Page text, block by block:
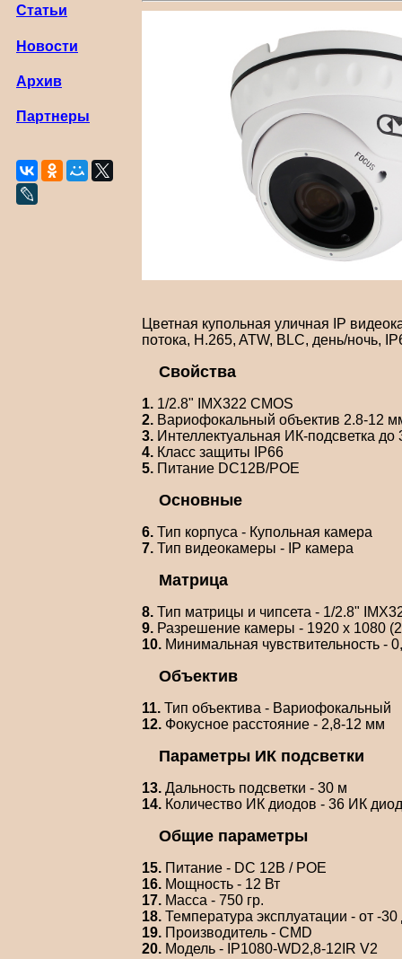
Статьи
Новости
Архив
Партнеры
Цветная купольная уличная IP
потока, H.265, ATW, BLC, день/ночь,
Свойства
1. 1/2.8" IMX322 CMOS
2. Вариофокальный объектив 2.8-12
3. Интеллектуальная ИК-подсветка до
4. Класс защиты IP66
5. Питание DC12В/POE
Основные
6. Тип корпуса - Купольная камера
7. Тип видеокамеры - IP камера
Матрица
8. Тип матрицы и чипсета - 1/2.8"
9. Разрешение камеры - 1920 x 1080
10. Минимальная чувствительность -
Объектив
11. Тип объектива - Вариофокальный
12. Фокусное расстояние - 2,8-12 мм
Параметры ИК подсветки
13. Дальность подсветки - 30 м
14. Количество ИК диодов - 36 ИК
Общие параметры
15. Питание - DC 12В / POE
16. Мощность - 12 Вт
17. Масса - 750 гр.
18. Температура эксплуатации - от -30
19. Производитель - CMD
20. Модель - IP1080-WD2,8-12IR V2